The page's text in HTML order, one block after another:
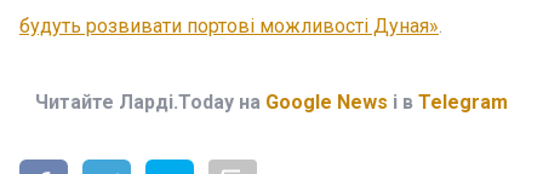
будуть розвивати портові можливості Дуная».
Читайте Ларді.Today на Google News і в Telegram